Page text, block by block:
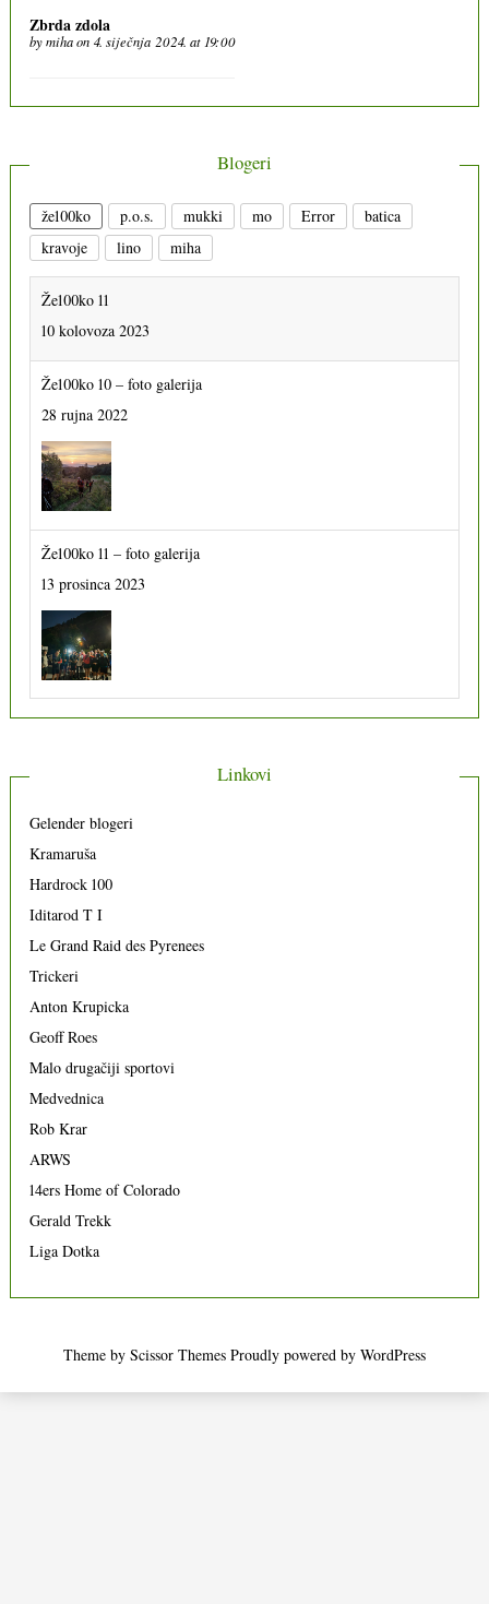
Zbrda zdola
bymihaon 4. siječnja 2024. at 19:00
Blogeri
že100ko p.o.s. mukki mo Error
batica
kravoje
lino miha
Že100ko 11
10 kolovoza 2023
Že100ko 10 – foto galerija
28 rujna 2022
Že100ko 11 – foto galerija
13 prosinca 2023
Linkovi
Gelender blogeri
Kramaruša
Hardrock 100
Iditarod T I
Le Grand Raid des Pyrenees
Trickeri
Anton Krupicka
Geoff Roes
Malo drugačiji sportovi
Medvednica
Rob Krar
ARWS
14ers Home of Colorado
Gerald Trekk
Liga Dotka
Theme by Scissor Themes Proudly powered by WordPress